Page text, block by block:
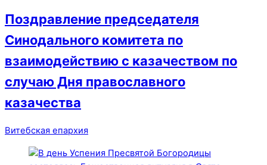
Поздравление председателя
Синодального комитета по
взаимодействию с казачеством по
случаю Дня православного
казачества
Витебская епархия